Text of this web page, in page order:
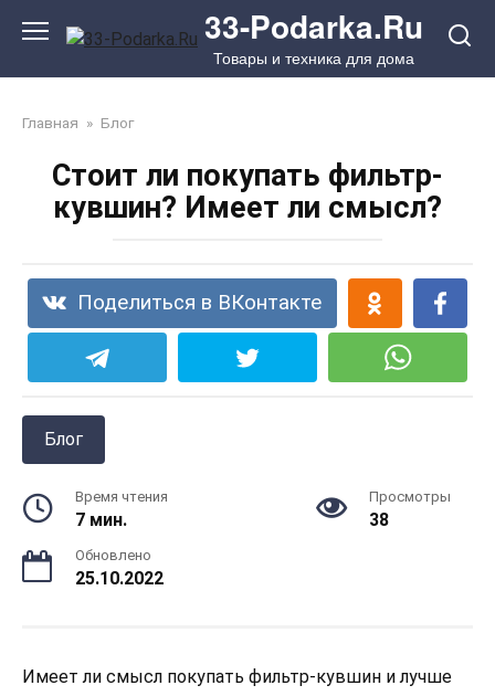
33-Podarka.Ru
Товары и техника для дома
Главная » Блог
Стоит ли покупать фильтр-
кувшин? Имеет ли смысл?
Поделиться в ВКонтакте
Блог
Время чтения
7 мин.
Просмотры
38
Обновлено
25.10.2022
Имеет ли смысл покупать фильтр-кувшин и лучше